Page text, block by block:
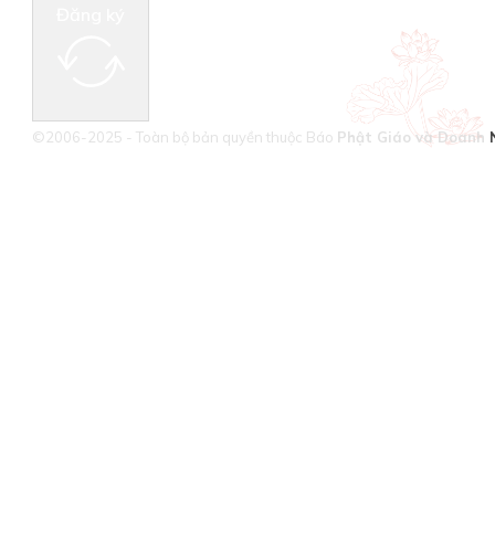
©2006-2025 - Toàn bộ bản quyền thuộc Báo Phật Giáo và Doanh